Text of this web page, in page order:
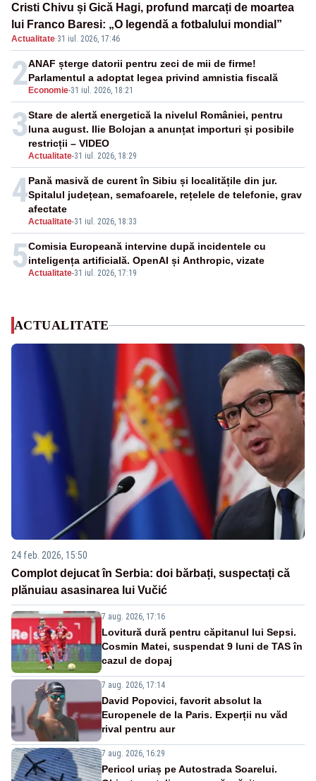
Cristi Chivu și Gică Hagi, profund marcați de moartea
lui Franco Baresi: „O legendă a fotbalului mondial”
Actualitate·31 iul. 2026, 17:46
2 Economie-31 iul. 2026, 18:21
ANAF șterge datorii pentru zeci de mii de firme!
Parlamentul a adoptat legea privind amnistia fiscală
3
Actualitate-31 iul. 2026, 18:29
Stare de alertă energetică la nivelul României, pentru
luna august. Ilie Bolojan a anunțat importuri și posibile
restricții – VIDEO
4
Actualitate-31 iul. 2026, 18:33
Pană masivă de curent în Sibiu și localitățile din jur.
Spitalul județean, semafoarele, rețelele de telefonie, grav
afectate
5Actualitate-31 iul. 2026, 17:19
Comisia Europeană intervine după incidentele cu
inteligența artificială. OpenAI și Anthropic, vizate
ACTUALITATE
24 feb. 2026, 15:50
Complot dejucat în Serbia: doi bărbați, suspectați că
plănuiau asasinarea lui Vučić
7 aug. 2026, 17:16
Lovitură dură pentru căpitanul lui Sepsi.
Cosmin Matei, suspendat 9 luni de TAS în
cazul de dopaj
7 aug. 2026, 17:14
David Popovici, favorit absolut la
Europenele de la Paris. Experții nu văd
rival pentru aur
7 aug. 2026, 16:29
Pericol uriaș pe Autostrada Soarelui.